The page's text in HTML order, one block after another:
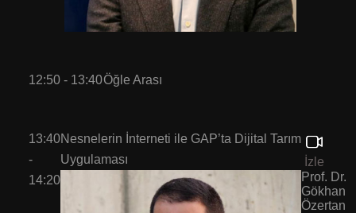
12:50 - 13:40Öğle Arası
13:40
-
14:20
Nesnelerin İnterneti ile GAP’ta Dijital Tarım
Uygulaması
Prof. Dr.
Gökhan
Özertan
İzle